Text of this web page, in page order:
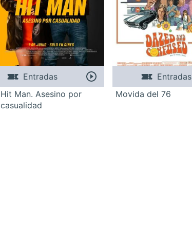
Entradas
Hit Man. Asesino por
casualidad
Entradas
Movida del 76